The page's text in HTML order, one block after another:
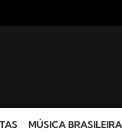
MÚSICA BRASILEIRA